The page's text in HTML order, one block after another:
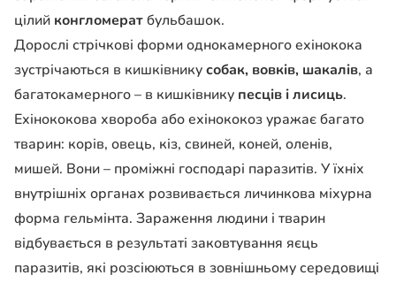
цілий конгломератбульбашок.
Дорослі стрічкові форми однокамерного ехінокока
зустрічаються в кишківникусобак, вовків, шакалів, а
багатокамерного – в кишківнику песців і лисиць.
Ехінококова хвороба або ехінококоз уражає багато
тварин: корів, овець, кіз, свиней, коней, оленів,
мишей. Вони – проміжні господарі паразитів. У їхніх
внутрішніх органах розвивається личинкова міхурна
форма гельмінта. Зараження людини і тварин
відбувається в результаті заковтування яєць
паразитів, які розсіюються в зовнішньому середовищі